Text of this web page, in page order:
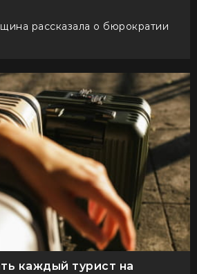
рассказала о бюрократии
каждый турист на